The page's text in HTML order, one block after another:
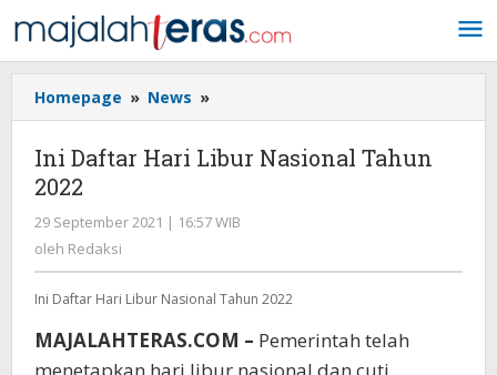
ke
konten
Homepage » News »
Daftar
Hari
Libur
Tahun
Ini Daftar Hari Libur Nasional Tahun
2022
29 September 2021 | 16:57 WIB
oleh Redaksi
Ini Daftar Hari Libur Nasional Tahun 2022
MAJALAHTERAS.COM – Pemerintah telah